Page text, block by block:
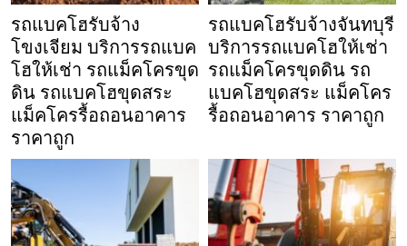
รถแบคโฮรับจ้าง
โขงเจียม บริการรถแบค
โฮให้เช่า รถแม็คโครขุด
ดิน รถแบคโฮขุดสระ
แม็คโครรื้อถอนอาคาร
ราคาถูก
รถแบคโฮรับจ้างจันทบุรี
บริการรถแบคโฮให้เช่า
รถแม็คโครขุดดิน รถ
แบคโฮขุดสระ แม็คโคร
รื้อถอนอาคาร ราคาถูก